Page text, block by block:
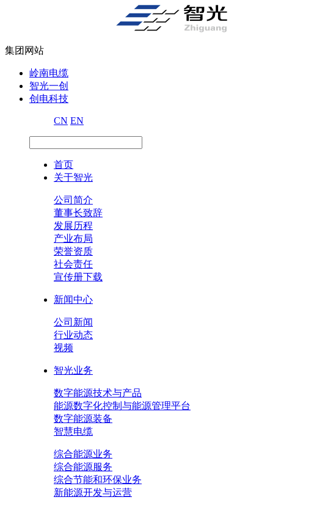
集团网站
岭南电缆
智光一创
创电科技
CN EN
首页
关于智光
公司简介
董事长致辞
发展历程
产业布局
荣誉资质
社会责任
宣传册下载
新闻中心
公司新闻
行业动态
视频
智光业务
数字能源技术与产品
能源数字化控制与能源管理平台
数字能源装备
智慧电缆
综合能源业务
综合能源服务
综合节能和环保业务
新能源开发与运营